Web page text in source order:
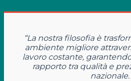
“La nostra filosofia è
ambiente migliore
lavoro costante,
rapporto tra qualità e